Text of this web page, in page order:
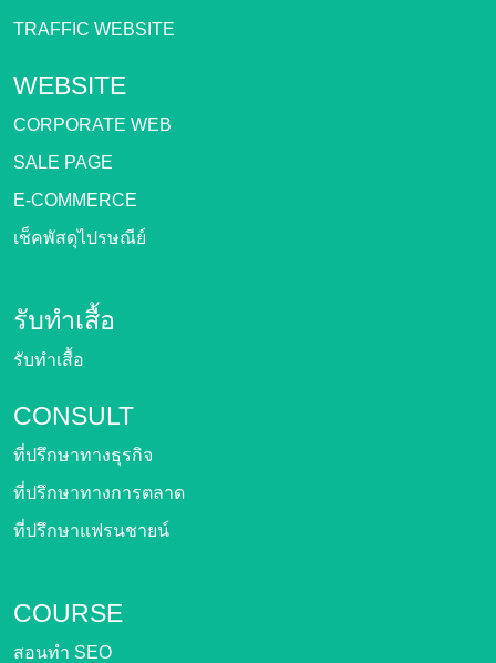
TRAFFIC WEBSITE
WEBSITE
CORPORATE WEB
SALE PAGE
E-COMMERCE
เช็คพัสดุไปรษณีย์
รับทำเสื้อ
รับทำเสื้อ
CONSULT
ที่ปรึกษาทางธุรกิจ
ที่ปรึกษาทางการตลาด
ที่ปรึกษาแฟรนชายน์
COURSE
สอนทำ SEO